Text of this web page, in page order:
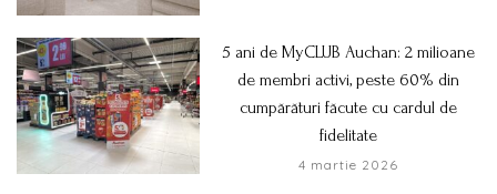
5 ani de MyCLUB Auchan: 2 milioane
de membri activi, peste 60% din
cumpărături făcute cu cardul de
fidelitate
4 martie 2026